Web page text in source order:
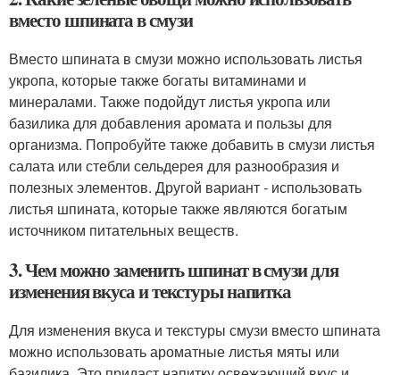
вместо шпината в смузи
Вместо шпината в смузи можно использовать листья
укропа, которые также богаты витаминами и
минералами. Также подойдут листья укропа или
базилика для добавления аромата и пользы для
организма. Попробуйте также добавить в смузи листья
салата или стебли сельдерея для разнообразия и
полезных элементов. Другой вариант - использовать
листья шпината, которые также являются богатым
источником питательных веществ.
3. Чем можно заменить шпинат в смузи для
изменения вкуса и текстуры напитка
Для изменения вкуса и текстуры смузи вместо шпината
можно использовать ароматные листья мяты или